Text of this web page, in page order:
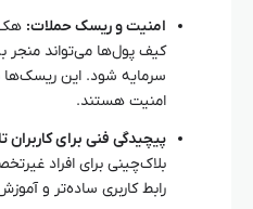
امنیت و ریسک حملات:
کیف پول‌ها می‌تواند منجر
سرمایه شود. این ریسک‌ها
امنیت هستند.
پیچیدگی فنی برای کاربران
بلاک‌چینی برای افراد
رابط کاربری ساده‌تر و